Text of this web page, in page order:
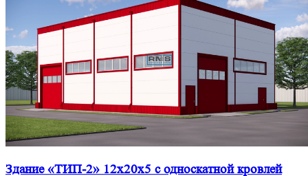
Здание «ТИП-2» 12x20x5 с односкатной кровлей